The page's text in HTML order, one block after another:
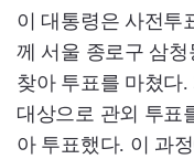
이 대통령은 사전투
께 서울 종로구 삼
찾아 투표를 마쳤다
대상으로 관외 투표
아 투표했다. 이 과